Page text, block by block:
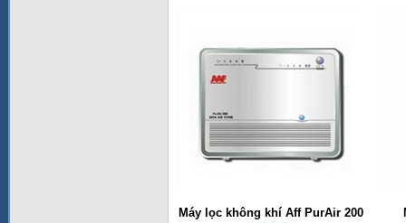
Máy lọc không khí Aff PurAir 200